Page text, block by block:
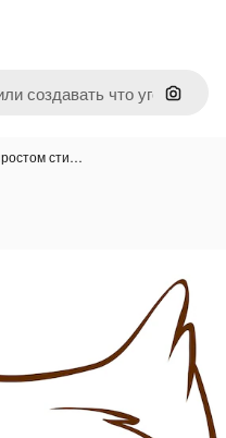
Поиск
сти…